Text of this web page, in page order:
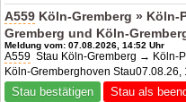
A559 Köln-Gremberg » Köln-
Gremberg und Köln-
Meldung vom: 07.08.2026, 14:52 Uhr
A559 Stau Köln-Gremberg → Köln-
Köln-Gremberghoven Stau07.08.26,
Stau bestätigen Stau als